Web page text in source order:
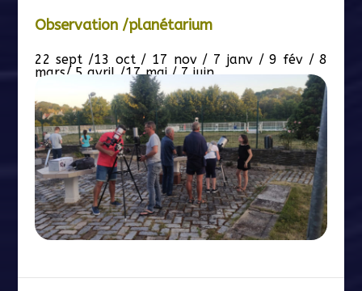
Observation /planétarium
22 sept /13 oct / 17 nov / 7 janv / 9 fév / 8
mars/ 5 avril /17 mai / 7 juin